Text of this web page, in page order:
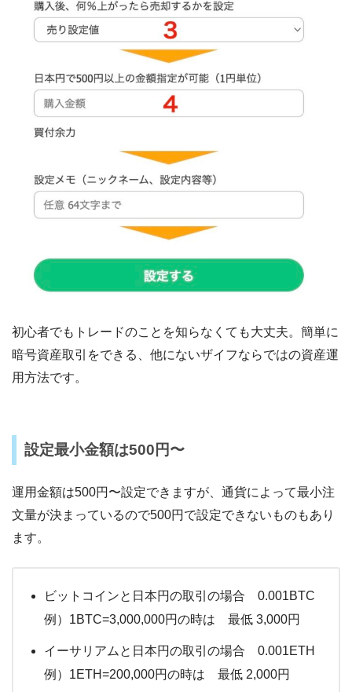
初心者でもトレードのことを知らなくても大丈夫。簡単に
暗号資産取引をできる、他にないザイフならではの資産運
用方法です。
設定最小金額は500円〜
運用金額は500円〜設定できますが、通貨によって最小注
文量が決まっているので500円で設定できないものもあり
ます。
ビットコインと日本円の取引の場合 0.001BTC
例）1BTC=3,000,000円の時は 最低 3,000円
イーサリアムと日本円の取引の場合 0.001ETH
例）1ETH=200,000円の時は 最低 2,000円